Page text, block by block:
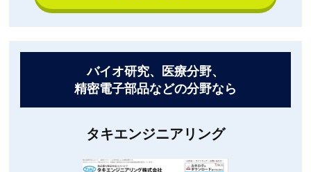
バイオ研究、医療分野、
精密電子部品などの分野なら
タキエンジニアリング